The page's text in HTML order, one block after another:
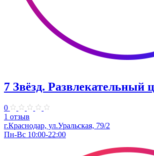
7 Звёзд. Развлекательный
0
1 отзыв
г.Краснодар, ул.Уральская, 79/2
Пн-Вс 10:00-22:00